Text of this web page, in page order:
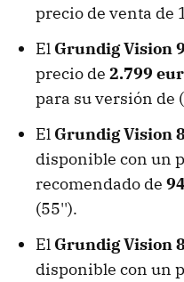
precio de venta de
El Grundig Vision 9
precio de 2.799
para su versión de
El Grundig Vision
disponible con un
recomendado de
(55'').
El Grundig Vision
disponible con un